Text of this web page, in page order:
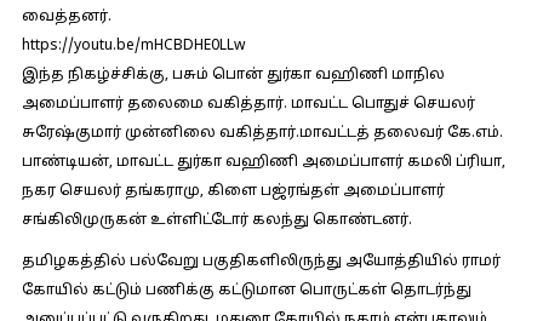
வைத்தனர்.
https://youtu.be/mHCBDHE0LLw
இந்த நிகழ்ச்சிக்கு, பசும் பொன் துர்கா வஹிணி மாநில
அமைப்பாளர் தலைமை வகித்தார். மாவட்ட பொதுச் செயலர்
சுரேஷ்குமார் முன்னிலை வகித்தார்.மாவட்டத் தலைவர் கே.எம்.
பாண்டியன், மாவட்ட துர்கா வஹிணி அமைப்பாளர் கமலி ப்ரியா,
நகர செயலர் தங்கராமு, கிளை பஜ்ரங்தள் அமைப்பாளர்
சங்கிலிமுருகன் உள்ளிட்டோர் கலந்து கொண்டனர்.
தமிழகத்தில் பல்வேறு பகுதிகளிலிருந்து அயோத்தியில் ராமர்
கோயில் கட்டும் பணிக்கு கட்டுமான பொருட்கள் தொடர்ந்து